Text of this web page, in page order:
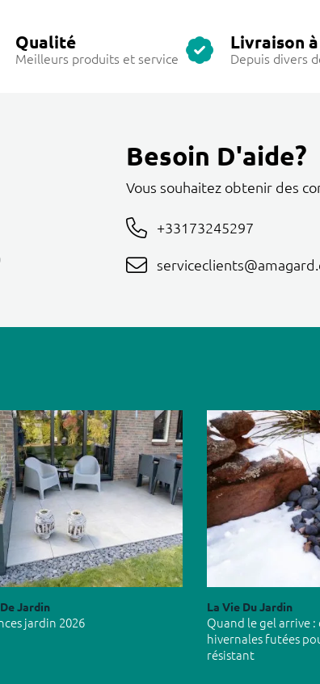
Qualité
Meilleurs produits et service
Livraison
Depuis divers
Besoin D'aide?
Vous souhaitez obtenir des
+33173245297
Jardin
jardin 2026
La Vie Du Jardin
Quand le gel arrive :
hivernales futées
résistant